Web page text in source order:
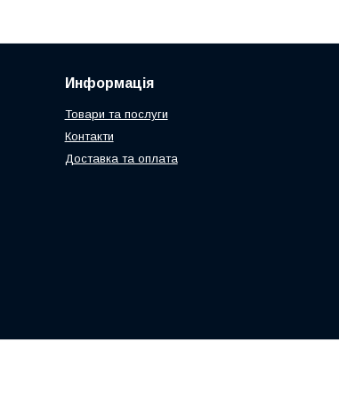
Информація
Товари та послуги
Контакти
Доставка та оплата